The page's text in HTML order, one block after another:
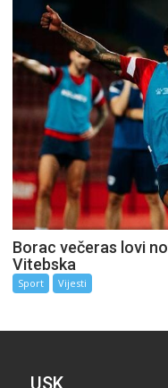
Borac večeras lovi
Vitebska
Sport Vijesti
USK